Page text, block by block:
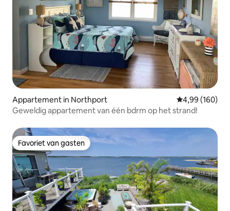
Appartement in Northport Gemiddelde
4,99 (160)
Geweldig appartement van één bdrm op het strand!
Favoriet van gasten
Favoriet van gasten